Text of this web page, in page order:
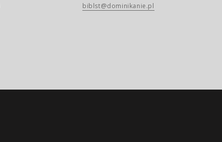
biblst@dominikanie.pl